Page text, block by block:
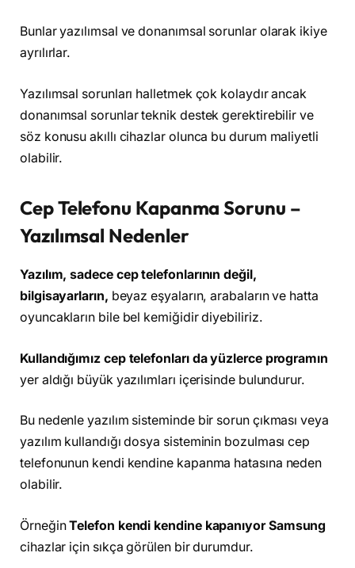
Bunlar yazılımsal ve donanımsal sorunlar olarak ikiye
ayrılırlar.
Yazılımsal sorunları halletmek çok kolaydır ancak
donanımsal sorunlar teknik destek gerektirebilir ve
söz konusu akıllı cihazlar olunca bu durum maliyetli
olabilir.
Cep Telefonu Kapanma Sorunu –
Yazılımsal Nedenler
Yazılım, sadece cep telefonlarının değil,
bilgisayarların, beyaz eşyaların, arabaların ve hatta
oyuncakların bile bel kemiğidir diyebiliriz.
Kullandığımız cep telefonları da yüzlerce programın
yer aldığı büyük yazılımları içerisinde bulundurur.
Bu nedenle yazılım sisteminde bir sorun çıkması veya
yazılım kullandığı dosya sisteminin bozulması cep
telefonunun kendi kendine kapanma hatasına neden
olabilir.
ÖrneğinTelefon kendi kendine kapanıyor Samsung
cihazlar için sıkça görülen bir durumdur.